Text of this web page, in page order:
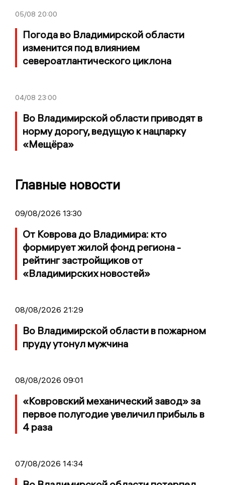
05/08 20:00
Погода во Владимирской области
изменится под влиянием
североатлантического циклона
04/08 23:00
Во Владимирской области приводят в
норму дорогу, ведущую к нацпарку
«Мещёра»
Главные новости
09/08/2026 13:30
От Коврова до Владимира: кто
формирует жилой фонд региона -
рейтинг застройщиков от
«Владимирских новостей»
08/08/2026 21:29
Во Владимирской области в пожарном
пруду утонул мужчина
08/08/2026 09:01
«Ковровский механический завод» за
первое полугодие увеличил прибыль в
4 раза
07/08/2026 14:34